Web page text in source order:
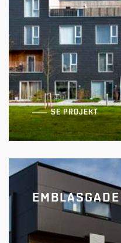
SE PROJEKT
EMBLASGADE